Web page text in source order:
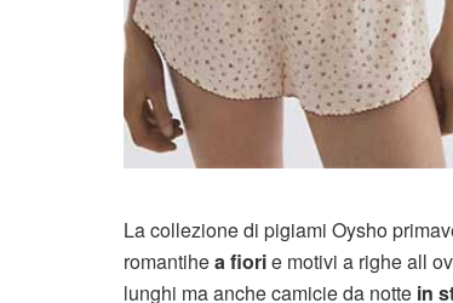
La collezione di pigiami Oysho
romantihea fiorie motivi a righe all
lunghi ma anche camicie da notte in